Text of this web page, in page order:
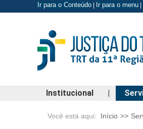
Ir para o Conteúdo Ir para o menu
Institucional |
Você está aqui: Início >>